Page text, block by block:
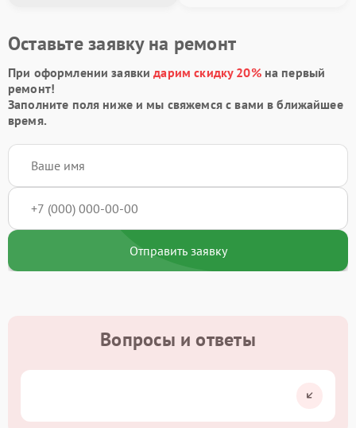
Оставьте заявку на ремонт
При оформлении заявкидарим скидку 20%на первый
ремонт!
Заполните поля ниже и мы свяжемся с вами в ближайшее
время.
Отправить заявку
Вопросы и ответы